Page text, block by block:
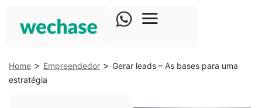
Home > Empreendedor > Gerar leads – As bases para uma
estratégia